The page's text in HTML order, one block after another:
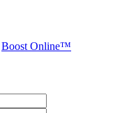
Boost Online™